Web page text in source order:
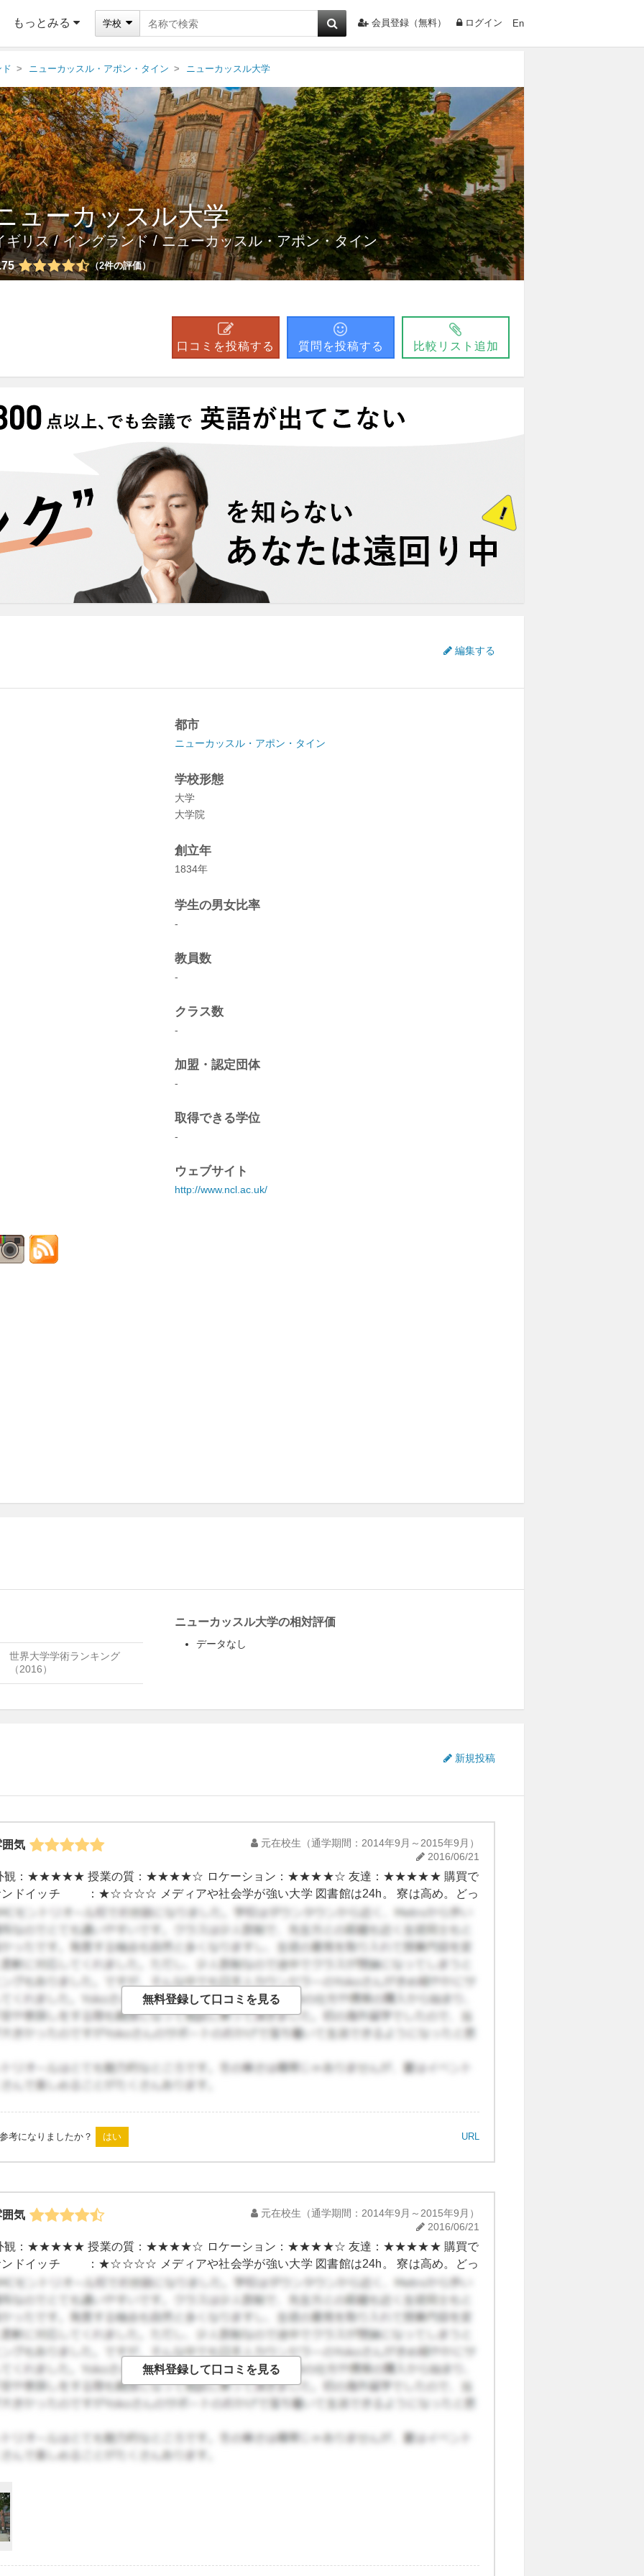
もっとみる 学校 会員登録（無料） ログイン En
ド ニューカッスル・アポン・タイン ニューカッスル大学
ューカッスル大学
ギリス/イングランド /ニューカッスル・アポン・タイン
2件の評価
口コミを投稿する 質問を投稿する 比較リスト追加
編集する
都市
ニューカッスル・アポン・タイン
学校形態
大学
大学院
創立年
1834年
学生の男女比率
-
教員数
-
クラス数
-
加盟・認定団体
-
取得できる学位
-
ウェブサイト
http://www.ncl.ac.uk/
世界大学学術ランキング
（2016）
ニューカッスル大学の相対評価
データなし
新規投稿
気 元在校生 （通学期間：2014年9月～2015年9月）
2016/06/21
外観：★★★★★ 授業の質：★★★★☆ ロケーション：★★★★☆ 友達：★★★★★ 購買で
ンドイッチ ：★☆☆☆☆ メディアや社会学が強い大学 図書館は24h。 寮は高め。どっ
ェアしたほうがいいかも。 繁華街に近く、アフタースクールは充実。
考になりましたか？ URL
気 元在校生 （通学期間：2014年9月～2015年9月）
2016/06/21
外観：★★★★★ 授業の質：★★★★☆ ロケーション：★★★★☆ 友達：★★★★★ 購買で
ンドイッチ ：★☆☆☆☆ メディアや社会学が強い大学 図書館は24h。 寮は高め。どっ
ェアしたほうがいいかも。 繁華街に近く、アフタースクールは充実。 ジムは日本と比べて
可。